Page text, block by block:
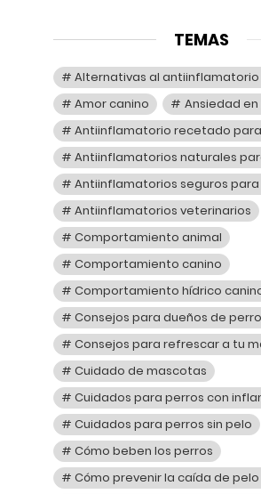
TEMAS
Alternativas al
Amor canino
Ansiedad
Antiinflamatorio recetado
Antiinflamatorios naturales
Antiinflamatorios seguros
Antiinflamatorios veterinarios
Comportamiento animal
Comportamiento canino
Comportamiento hídrico
Consejos para dueños de
Consejos para refrescar a tu
Cuidado de mascotas
Cuidados para perros con
Cuidados para perros sin pelo
Cómo beben los perros
Cómo prevenir la caída de